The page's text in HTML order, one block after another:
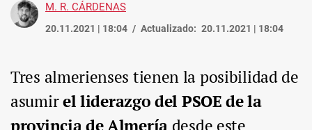
M. R. CÁRDENAS
20.11.2021 | 18:04 Actualizado: 20.11.2021 | 18:04
Tres almerienses tienen la posibilidad de
asumirel liderazgo del PSOE de la
provincia de Almería desde este